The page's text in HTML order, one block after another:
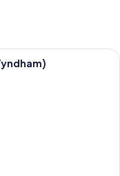
bezogenes Bett mit